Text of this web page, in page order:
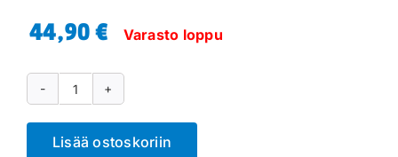
44,90€ Varasto loppu
Pokémon
SV10.5:
Black
Lisää ostoskoriin